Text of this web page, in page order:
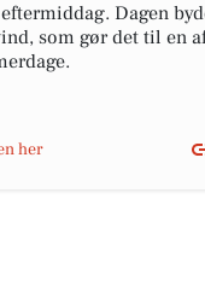
Dagen
som gør det til en
her